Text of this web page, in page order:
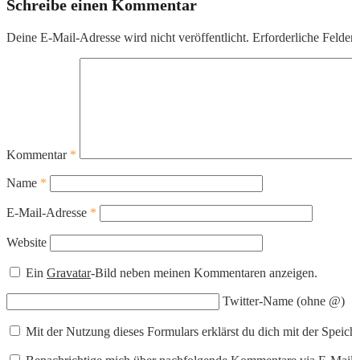
Schreibe einen Kommentar
Deine E-Mail-Adresse wird nicht veröffentlicht. Erforderliche
Kommentar *
Name *
E-Mail-Adresse *
Website
EinGravatar-Bild neben meinen Kommentaren anzeigen.
Twitter-Name (ohne @)
Mit der Nutzung dieses Formulars erklärst du dich mit der